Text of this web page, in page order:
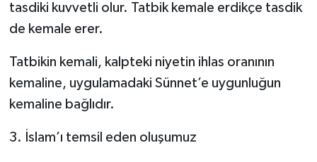
tasdiki kuvvetli olur. Tatbik kemale erdikçe tasdik
de kemale erer.
Tatbikin kemali, kalpteki niyetin ihlas oranının
kemaline, uygulamadaki Sünnet’e uygunluğun
kemaline bağlıdır.
3. İslam’ı temsil eden oluşumuz